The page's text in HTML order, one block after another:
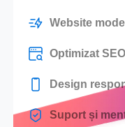
Website
Optimizat
Design
Suport și